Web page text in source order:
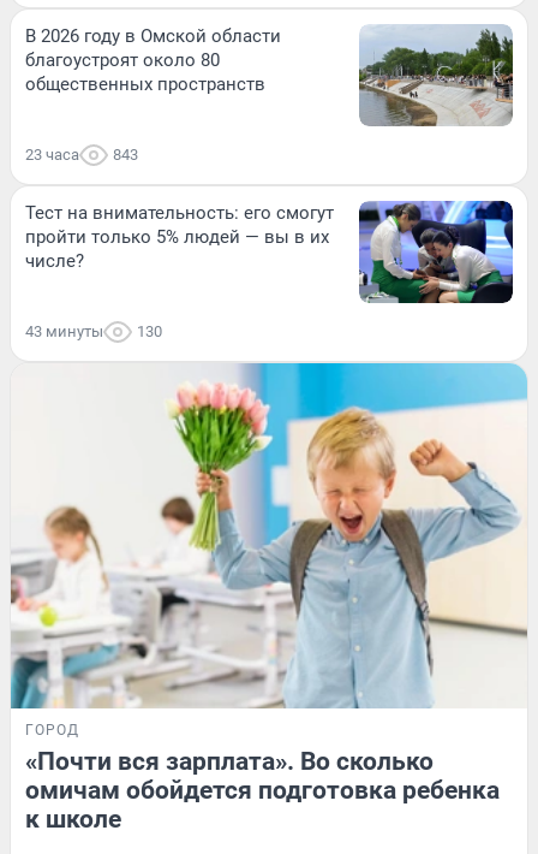
В 2026 году в Омской области
благоустроят около 80
общественных пространств
23 часа 843
Тест на внимательность: его смогут
пройти только 5% людей — вы в их
числе?
43 минуты 130
ГОРОД
«Почти вся зарплата». Во сколько
омичам обойдется подготовка ребенка
к школе